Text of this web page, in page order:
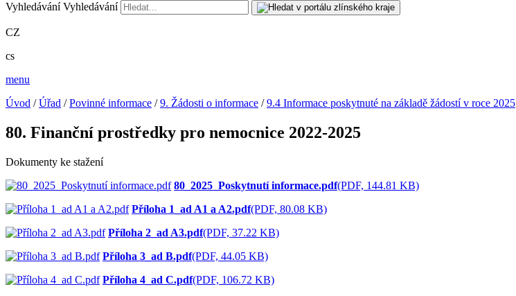
Vyhledávání Vyhledávání
CZ
cs
menu
Úvod /Úřad /Povinné informace /9. Žádosti o informace /9.4 Informace poskytnuté na základě žádostí v roce 2025
80. Finanční prostředky pro nemocnice 2022-2025
Dokumenty ke stažení
80_2025_Poskytnutí informace.pdf(PDF, 144.81 KB)
Příloha 1_ad A1 a A2.pdf(PDF, 80.08 KB)
Příloha 2_ad A3.pdf(PDF, 37.22 KB)
Příloha 3_ad B.pdf(PDF, 44.05 KB)
Příloha 4_ad C.pdf(PDF, 106.72 KB)